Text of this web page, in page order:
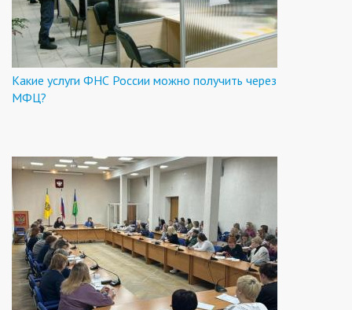
Какие услуги ФНС России можно получить через
МФЦ?